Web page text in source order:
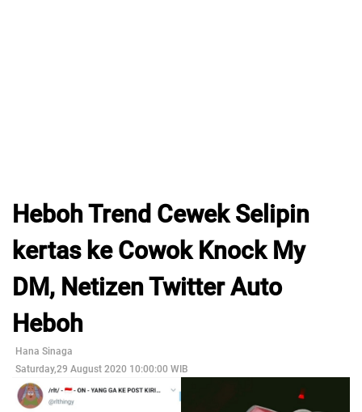
Heboh Trend Cewek Selipin
kertas ke Cowok Knock My
DM, Netizen Twitter Auto
Heboh
Hana Sinaga
Saturday,29 August 2020 10:00:00 WIB